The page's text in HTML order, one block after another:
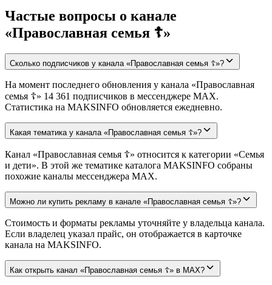
Частые вопросы о канале
«Православная семья ☦️»
Сколько подписчиков у канала «Православная семья ☦️»?
На момент последнего обновления у канала «Православная
семья ☦️» 14 361 подписчиков в мессенджере MAX.
Статистика на MAKSINFO обновляется ежедневно.
Какая тематика у канала «Православная семья ☦️»?
Канал «Православная семья ☦️» относится к категории «Семья
и дети». В этой же тематике каталога MAKSINFO собраны
похожие каналы мессенджера MAX.
Можно ли купить рекламу в канале «Православная семья ☦️»?
Стоимость и форматы рекламы уточняйте у владельца канала.
Если владелец указал прайс, он отображается в карточке
канала на MAKSINFO.
Как открыть канал «Православная семья ☦️» в MAX?